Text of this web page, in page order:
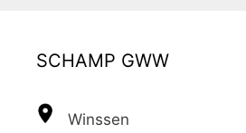
a
:
SCHAMP GWW
Winssen